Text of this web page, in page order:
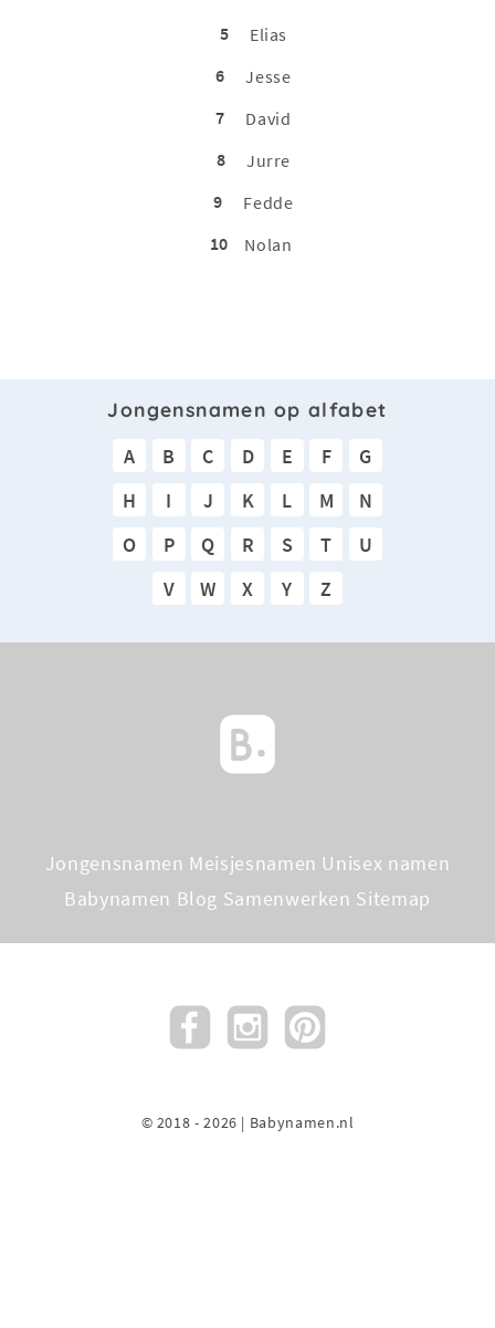
5
Elias
6
Jesse
7
David
8
Jurre
9
Fedde
10
Nolan
Jongensnamen op alfabet
A B C D E F
G
H
I J K L M
N
O
P Q R S T
U
V
W X Y Z
Jongensnamen Meisjesnamen Unisex namen
Babynamen Blog Samenwerken Sitemap
© 2018 - 2026 | Babynamen.nl